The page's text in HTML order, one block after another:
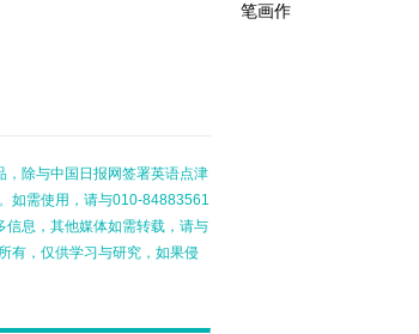
，除与中国日报网签署英语点津
如需使用，请与010-84883561
信息，其他媒体如需转载，请与
有，仅供学习与研究，如果侵
笔画作